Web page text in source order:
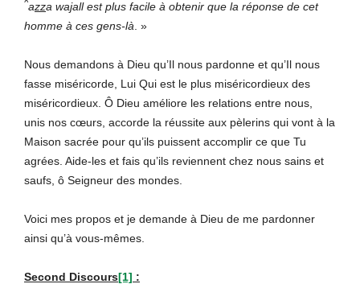
^azza wajall est plus facile à obtenir que la réponse de cet
homme à ces gens-là . »
Nous demandons à Dieu qu’Il nous pardonne et qu’Il nous
fasse miséricorde, Lui Qui est le plus miséricordieux des
miséricordieux. Ô Dieu améliore les relations entre nous,
unis nos cœurs, accorde la réussite aux pèlerins qui vont à la
Maison sacrée pour qu’ils puissent accomplir ce que Tu
agrées. Aide-les et fais qu’ils reviennent chez nous sains et
saufs, ô Seigneur des mondes.
Voici mes propos et je demande à Dieu de me pardonner
ainsi qu’à vous-mêmes.
Second Discours[1] :